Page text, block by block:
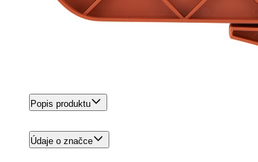
Popis produktu
Údaje o značce